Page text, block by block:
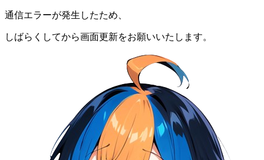
通信エラーが発生したため、
しばらくしてから画面更新をお願いいたします。